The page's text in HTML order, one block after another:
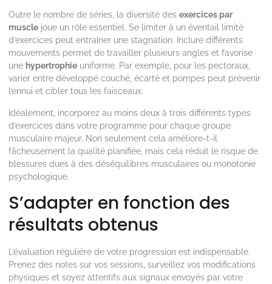
Outre le nombre de séries, la diversité des exercices par
muscle joue un rôle essentiel. Se limiter à un éventail limité
d’exercices peut entraîner une stagnation. Inclure différents
mouvements permet de travailler plusieurs angles et favorise
une hypertrophie uniforme. Par exemple, pour les pectoraux,
varier entre développé couché, écarté et pompes peut prévenir
l’ennui et cibler tous les faisceaux.
Idéalement, incorporez au moins deux à trois différents types
d’exercices dans votre programme pour chaque groupe
musculaire majeur. Non seulement cela améliore-t-il
fâcheusement la qualité planifiée, mais cela réduit le risque de
blessures dues à des déséquilibres musculaires ou monotonie
psychologique.
S’adapter en fonction des
résultats obtenus
L’évaluation régulière de votre progression est indispensable.
Prenez des notes sur vos sessions, surveillez vos modifications
physiques et soyez attentifs aux signaux envoyés par votre